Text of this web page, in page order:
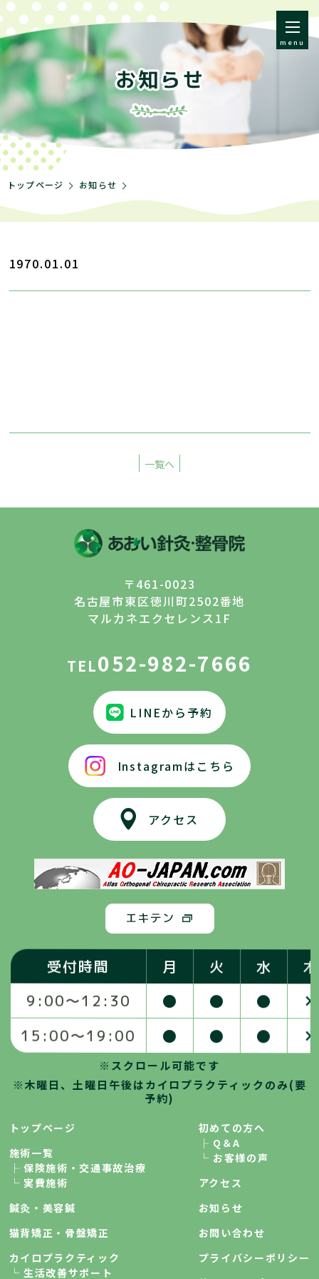
menu
トップページ お知らせ
1970.01.01
一覧へ
〒461-0023
名古屋市東区徳川町2502番地
マルカネエクセレンス1F
TEL052-982-7666
LINEから予約
Instagramはこちら
アクセス
受付時間 月 火 水 木
9:00〜12:30 ● ● ● ×
15:00〜19:00 ● ● ● ×
※スクロール可能です
※木曜日、土曜日午後はカイロプラクティックのみ(要
予約)
トップページ
施術一覧
├ 保険施術・交通事故治療
└ 実費施術
鍼灸・美容鍼
猫背矯正・骨盤矯正
カイロプラクティック
└ 生活改善サポート
初めての方へ
├ Q＆A
└ お客様の声
アクセス
お知らせ
お問い合わせ
プライバシーポリシー